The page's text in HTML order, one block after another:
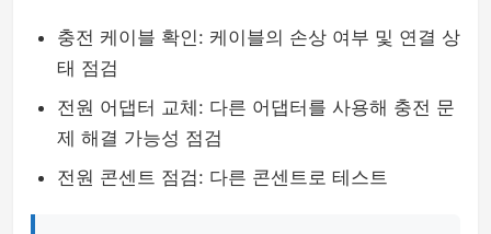
충전 케이블 확인: 케이블의 손상 여부 및 연결 상
태 점검
전원 어댑터 교체: 다른 어댑터를 사용해 충전 문
제 해결 가능성 점검
전원 콘센트 점검: 다른 콘센트로 테스트